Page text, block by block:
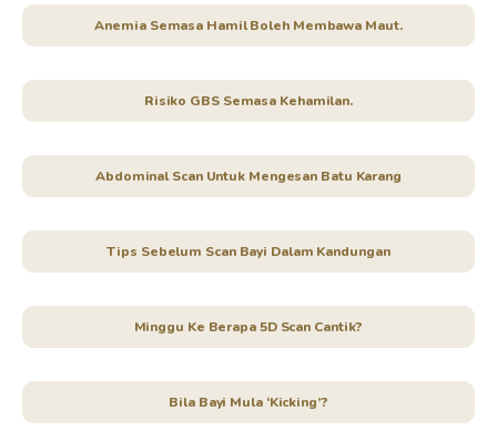
Anemia Semasa Hamil Boleh Membawa Maut.
Risiko GBS Semasa Kehamilan.
Abdominal Scan Untuk Mengesan Batu Karang
Tips Sebelum Scan Bayi Dalam Kandungan
Minggu Ke Berapa 5D Scan Cantik?
Bila Bayi Mula ‘Kicking’?